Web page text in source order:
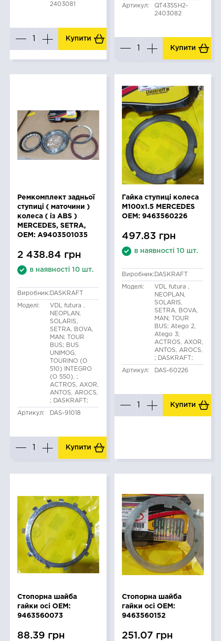
2403081
Купити
Артикул:
QT435SH2-
2403082
Купити
Ремкомплект задньої
ступиці ( маточини )
колеса ( із ABS )
MERCEDES, SETRA,
OEM: A9403501035
2 438.84 грн
в наявності 10 шт.
Виробник: DASKRAFT
Моделі:
VDL futura ,
NEOPLAN,
SOLARIS,
SETRA, BOVA,
MAN; TOUR
BUS; BUS
UNIMOG,
TOURINO (O
510) INTEGRO
(O 550), ;
ACTROS, AXOR,
ANTOS, AROCS,
; DASKRAFT;
Артикул: DAS-91018
Купити
Гайка ступиці колеса
M100x1.5 MERCEDES
OEM: 9463560226
497.83 грн
в наявності 10 шт.
Виробник: DASKRAFT
Моделі:
VDL futura ,
NEOPLAN,
SOLARIS,
SETRA, BOVA,
MAN; TOUR
BUS; Atego 2,
Atego 3;
ACTROS, AXOR,
ANTOS, AROCS,
; DASKRAFT;
Артикул: DAS-60226
Купити
Стопорна шайба
гайки осі OEM:
9463560073
88.39 грн
Стопорна шайба
гайки осі OEM:
9463560152
251.07 грн